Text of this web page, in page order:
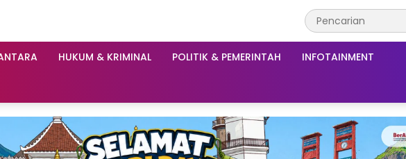
HUKUM & KRIMINAL POLITIK & PEMERINTAH INFOTAINMENT